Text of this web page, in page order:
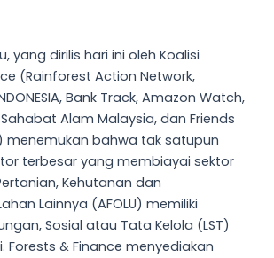
yang dirilis hari ini oleh Koalisi
(Rainforest Action Network,
Bank Track, Amazon Watch,
Alam Malaysia, dan Friends
menemukan bahwa tak satupun
terbesar yang membiayai sektor
Kehutanan dan
Lainnya (AFOLU) memiliki
Sosial atau Tata Kelola (LST)
Forests & Finance menyediakan